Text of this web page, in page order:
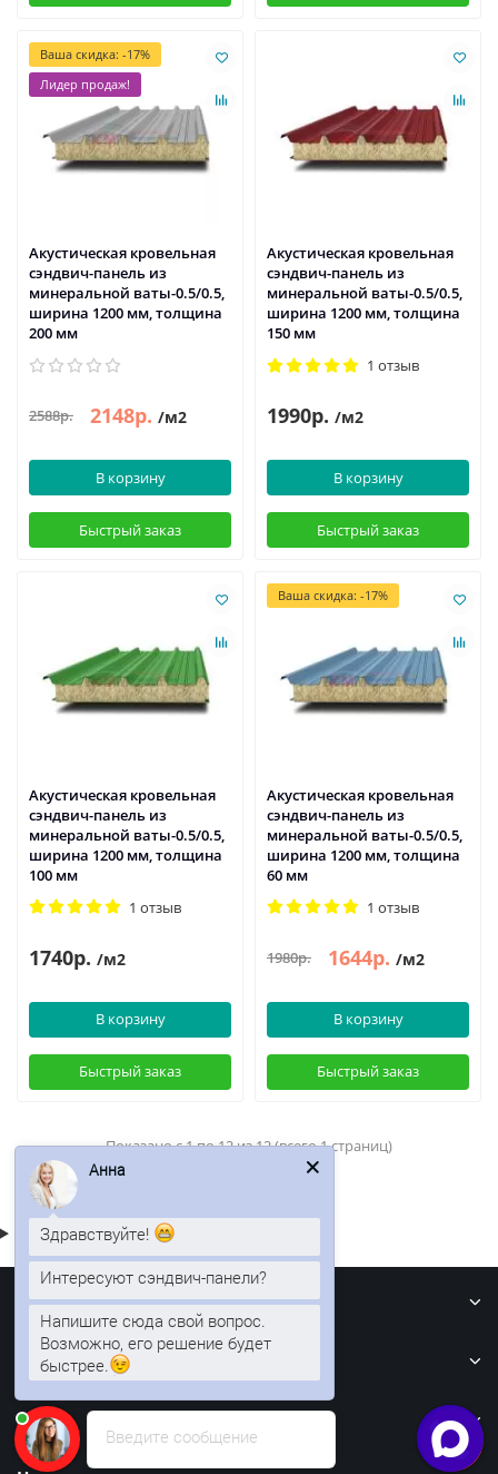
Ваша скидка: -17%
Лидер продаж!
Акустическая кровельная
сэндвич-панель из
минеральной ваты-0.5/0.5,
ширина 1200 мм, толщина
200 мм
2588р. 2148р. /м2
В корзину
Быстрый заказ
Акустическая кровельная
сэндвич-панель из
минеральной ваты-0.5/0.5,
ширина 1200 мм, толщина
150 мм
1 отзыв
1990р. /м2
В корзину
Быстрый заказ
Акустическая кровельная
сэндвич-панель из
минеральной ваты-0.5/0.5,
ширина 1200 мм, толщина
100 мм
1 отзыв
1740р. /м2
В корзину
Быстрый заказ
Ваша скидка: -17%
Акустическая кровельная
сэндвич-панель из
минеральной ваты-0.5/0.5,
ширина 1200 мм, толщина
60 мм
1 отзыв
1980р. 1644р. /м2
В корзину
Быстрый заказ
Показано с 1 по 12 из 12 (всего 1 страниц)
Информация
Кровля
Забор
Введите сообщение
Анна
Здравствуйте!
Интересуют сэндвич-панели?
Напишите сюда свой вопрос.
Возможно, его решение будет
быстрее.